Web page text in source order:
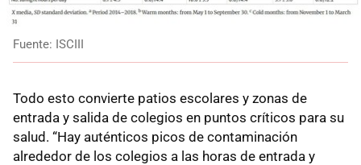
Fuente: ISCIII
Todo esto convierte patios escolares y zonas de
entrada y salida de colegios en puntos críticos para su
salud. “Hay auténticos picos de contaminación
alrededor de los colegios a las horas de entrada y